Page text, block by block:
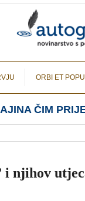
ORBI ET
ČIM
i njihov